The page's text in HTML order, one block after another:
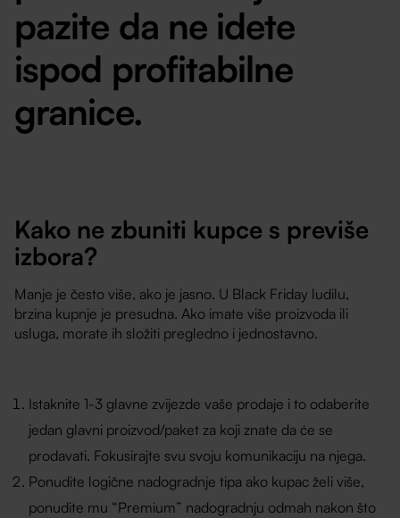
pazite da ne idete
ispod profitabilne
granice.
Kako ne zbuniti kupce s previše
izbora?
Manje je često više, ako je jasno. U Black Friday ludilu,
brzina kupnje je presudna. Ako imate više proizvoda ili
usluga, morate ih složiti pregledno i jednostavno.
Istaknite 1-3 glavne zvijezde vaše prodaje i to odaberite
jedan glavni proizvod/paket za koji znate da će se
prodavati. Fokusirajte svu svoju komunikaciju na njega.
Ponudite logične nadogradnje tipa ako kupac želi više,
ponudite mu “Premium” nadogradnju odmah nakon što